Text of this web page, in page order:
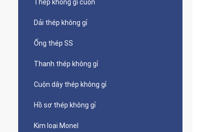
Thép không gỉ cuộn
Dải thép không gỉ
Ống thép SS
Thanh thép không gỉ
Cuộn dây thép không gỉ
Hồ sơ thép không gỉ
Kim loại Monel